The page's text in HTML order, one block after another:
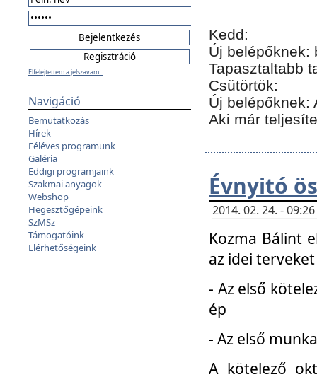
Elfelejtettem a jelszavam...
Navigáció
Bemutatkozás
Hírek
Féléves programunk
Galéria
Eddigi programjaink
Szakmai anyagok
Webshop
Hegesztőgépeink
SzMSz
Támogatóink
Elérhetőségeink
Kedd:
Új belépőknek:
Tapasztaltabb
Csütörtök:
Új belépőknek:
Aki már
Évnyitó
2014. 02. 24. -
Kozma Bálint
az idei
- Az első
ép
- Az első
A kötelező